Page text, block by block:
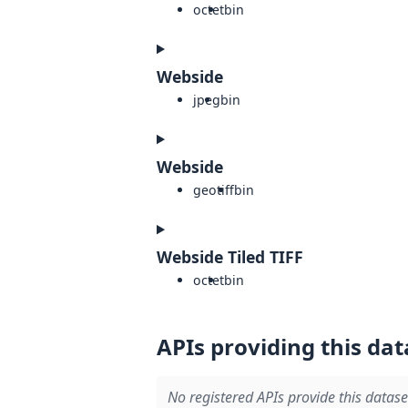
octetbin
Webside
jpegbin
Webside
geotiffbin
Webside Tiled TIFF
octetbin
APIs providing this
No registered APIs provide this